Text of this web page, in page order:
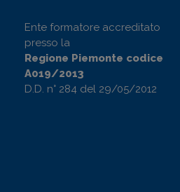
Ente formatore accreditato
presso la
Regione Piemonte codice
A019/2013
D.D. n° 284 del 29/05/2012